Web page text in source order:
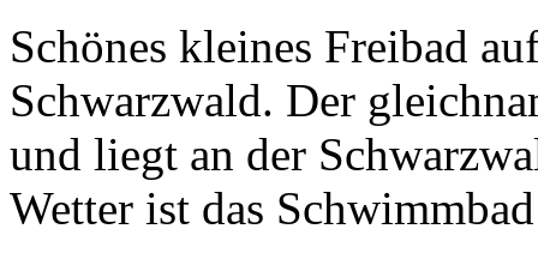
Schönes kleines Freibad
Schwarzwald. Der
und liegt an der
Wetter ist das